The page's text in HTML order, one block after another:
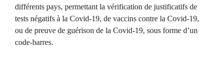
différents pays, permettant la vérification de justificatifs de
tests négatifs à la Covid-19, de vaccins contre la Covid-19,
ou de preuve de guérison de la Covid-19, sous forme d’un
code-barres.